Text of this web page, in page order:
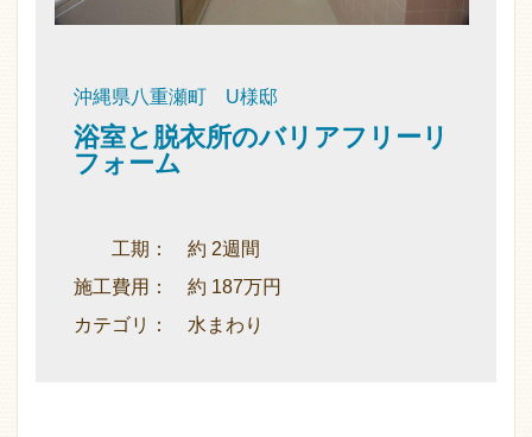
沖縄県八重瀬町 U様邸
浴室と脱衣所のバリアフリーリ
フォーム
工期： 約 2週間
施工費用： 約 187万円
カテゴリ： 水まわり